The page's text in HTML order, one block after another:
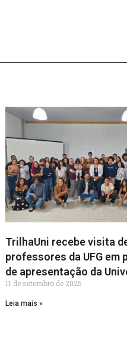
TrilhaUni recebe visita
professores da UFG em
de apresentação da
11 de setembro de 2025
Leia mais »